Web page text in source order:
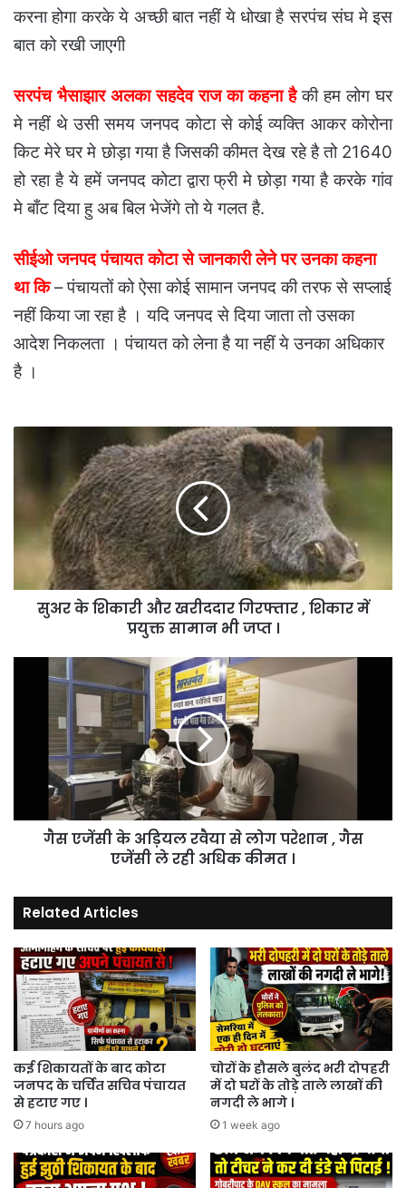
करना होगा करके ये अच्छी बात नहीं ये धोखा है सरपंच संघ मे इस
बात को रखी जाएगी
सरपंच भैसाझार अलका सहदेव राज का कहना हैकी हम लोग घर
मे नहीं थे उसी समय जनपद कोटा से कोई व्यक्ति आकर कोरोना
किट मेरे घर मे छोड़ा गया है जिसकी कीमत देख रहे है तो 21640
हो रहा है ये हमें जनपद कोटा द्वारा फ्री मे छोड़ा गया है करके गांव
मे बाँट दिया हु अब बिल भेजेंगे तो ये गलत है.
सीईओ जनपद पंचायत कोटा से जानकारी लेने पर उनका कहना
था कि– पंचायतों को ऐसा कोई सामान जनपद की तरफ से सप्लाई
नहीं किया जा रहा है । यदि जनपद से दिया जाता तो उसका
आदेश निकलता । पंचायत को लेना है या नहीं ये उनका अधिकार
है ।
और
गिरफ्तार
,
में
प्रयुक्तसुअर के शिकारी और खरीददार गिरफ्तार , शिकार में
प्रयुक्त सामान भी जप्त ।
,
रही
अधिक
कीमत
।
गैस एजेंसी के अड़ियल रवैया से लोग परेशान , गैस
एजेंसी ले रही अधिक कीमत ।
Related Articles
कई शिकायतों के बाद कोटा
जनपद के चर्चित सचिव पंचायत
से हटाए गए ।
7 hours ago
चोरों के हौसले बुलंद भरी दोपहरी
में दो घरों के तोड़े ताले लाखों की
नगदी ले भागे ।
1 week ago